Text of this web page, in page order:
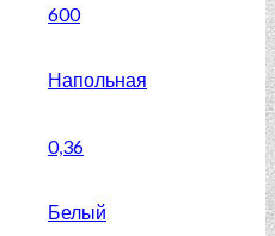
600
Напольная
0,36
Белый